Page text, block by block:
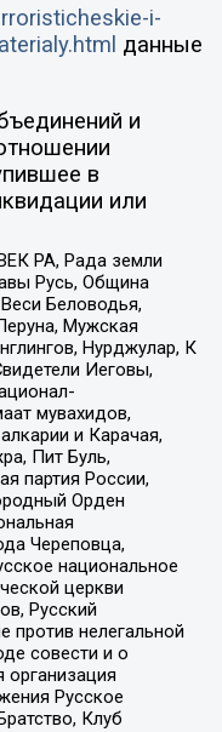
i-
данные
и
в
или
РА, Рада земли
Русь, Община
Беловодья,
Мужская
Нурджулар, К
Иеговы,
мувахидов,
и Карачая,
Пит Буль,
партия России,
Орден
Череповца,
национальное
церкви
Русский
нелегальной
совести и о
организация
Русское
Клуб